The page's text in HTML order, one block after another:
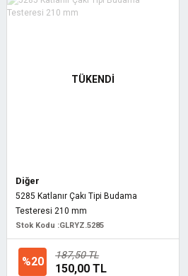
TÜKENDİ
Diğer
5285 Katlanır Çakı Tipi Budama
Testeresi 210 mm
Stok Kodu :GLRYZ.5285
%20 187,50 TL
150,00 TL